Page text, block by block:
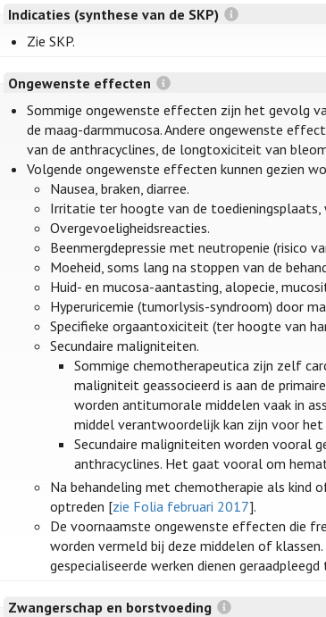
Indicaties (synthese van de SKP)
Zie SKP.
Ongewenste effecten
Sommige ongewenste effecten zijn het gevolg
de maag-darmmucosa. Andere ongewenste
van de anthracyclines, de longtoxiciteit van
Volgende ongewenste effecten kunnen gezien
Nausea, braken, diarree.
Irritatie ter hoogte van de
Overgevoeligheidsreacties.
Beenmergdepressie met neutropenie (risico
Moeheid, soms lang na stoppen van de
Huid- en mucosa-aantasting, alopecie,
Hyperuricemie (tumorlysis-syndroom) door
Specifieke orgaantoxiciteit (ter hoogte van
Secundaire maligniteiten.
Sommige chemotherapeutica zijn zelf
maligniteit geassocieerd is aan de
worden antitumorale middelen vaak in
middel verantwoordelijk kan zijn voor
Secundaire maligniteiten worden vooral
anthracyclines. Het gaat vooral om
Na behandeling met chemotherapie als
optreden [zie Folia februari 2017].
De voornaamste ongewenste effecten die
worden vermeld bij deze middelen of
gespecialiseerde werken dienen
Zwangerschap en borstvoeding